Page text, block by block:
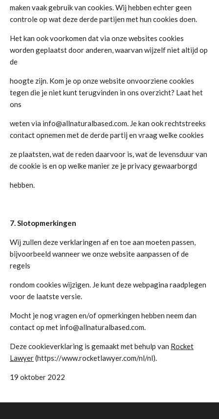
maken vaak gebruik van cookies. Wij hebben echter geen
controle op wat deze derde partijen met hun cookies doen.
Het kan ook voorkomen dat via onze websites cookies
worden geplaatst door anderen, waarvan wijzelf niet altijd op
de
hoogte zijn. Kom je op onze website onvoorziene cookies
tegen die je niet kunt terugvinden in ons overzicht? Laat het
ons
weten via info@allnaturalbased.com. Je kan ook rechtstreeks
contact opnemen met de derde partij en vraag welke cookies
ze plaatsten, wat de reden daarvoor is, wat de levensduur van
de cookie is en op welke manier ze je privacy gewaarborgd
hebben.
7. Slotopmerkingen
Wij zullen deze verklaringen af en toe aan moeten passen,
bijvoorbeeld wanneer we onze website aanpassen of de
regels
rondom cookies wijzigen. Je kunt deze webpagina raadplegen
voor de laatste versie.
Mocht je nog vragen en/of opmerkingen hebben neem dan
contact op met info@allnaturalbased.com.
Deze cookieverklaring is gemaakt met behulp van Rocket
Lawyer(https://www.rocketlawyer.com/nl/nl).
19 oktober 2022